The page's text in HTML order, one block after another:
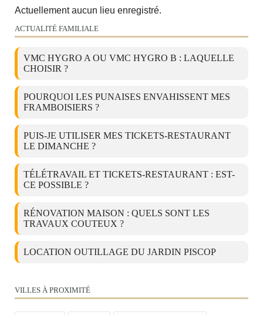
Actuellement aucun lieu enregistré.
ACTUALITÉ FAMILIALE
VMC HYGRO A OU VMC HYGRO B : LAQUELLE
CHOISIR ?
POURQUOI LES PUNAISES ENVAHISSENT MES
FRAMBOISIERS ?
PUIS-JE UTILISER MES TICKETS-RESTAURANT
LE DIMANCHE ?
TÉLÉTRAVAIL ET TICKETS-RESTAURANT : EST-
CE POSSIBLE ?
RÉNOVATION MAISON : QUELS SONT LES
TRAVAUX COUTEUX ?
LOCATION OUTILLAGE DU JARDIN PISCOP
VILLES À PROXIMITÉ